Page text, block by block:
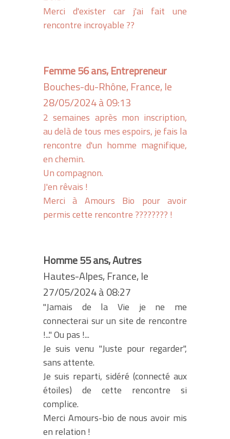
Merci d'exister car j'ai fait une
rencontre incroyable ??
Femme 56 ans, Entrepreneur
Bouches-du-Rhône, France, le
28/05/2024 à 09:13
2 semaines après mon inscription,
au delà de tous mes espoirs, je fais la
rencontre d'un homme magnifique,
en chemin.
Un compagnon.
J'en rêvais !
Merci à Amours Bio pour avoir
permis cette rencontre ???????? !
Homme 55 ans, Autres
Hautes-Alpes, France, le
27/05/2024 à 08:27
"Jamais de la Vie je ne me
connecterai sur un site de rencontre
!..." Ou pas !...
Je suis venu "Juste pour regarder",
sans attente.
Je suis reparti, sidéré (connecté aux
étoiles) de cette rencontre si
complice.
Merci Amours-bio de nous avoir mis
en relation !